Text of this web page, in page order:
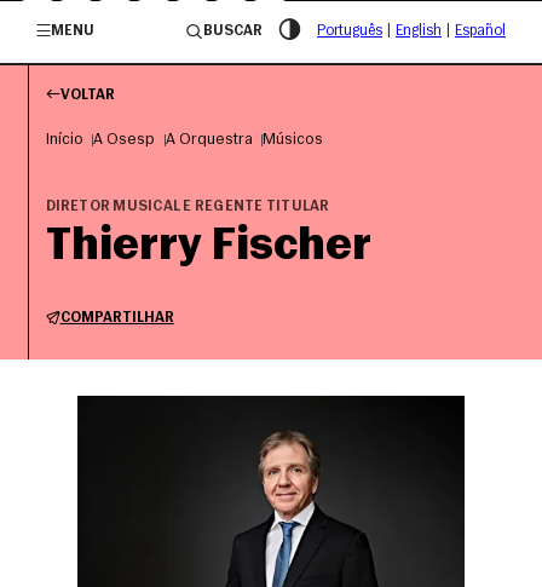
/governosp
MENU
BUSCAR Português English Español
VOLTAR
Início A Osesp A Orquestra Músicos
DIRETOR MUSICAL E REGENTE TITULAR
Thierry Fischer
COMPARTILHAR